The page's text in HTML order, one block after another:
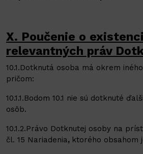
X. Poučenie o
relevantných práv
10.1.Dotknutá osoba má okrem
pričom:
10.1.1.Bodom 10.1 nie sú dotknuté
osôb.
10.1.2.Právo Dotknutej osoby na
čl. 15 Nariadenia, ktorého obsahom